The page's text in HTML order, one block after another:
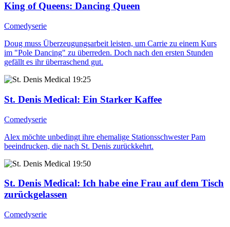
King of Queens: Dancing Queen
Comedyserie
Doug muss Überzeugungsarbeit leisten, um Carrie zu einem Kurs
im "Pole Dancing" zu überreden. Doch nach den ersten Stunden
gefällt es ihr überraschend gut.
19:25
St. Denis Medical: Ein Starker Kaffee
Comedyserie
Alex möchte unbedingt ihre ehemalige Stationsschwester Pam
beeindrucken, die nach St. Denis zurückkehrt.
19:50
St. Denis Medical: Ich habe eine Frau auf dem Tisch
zurückgelassen
Comedyserie